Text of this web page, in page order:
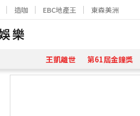
造咖 EBC地產王 東森美洲
王凱離世 第61屆金鐘獎